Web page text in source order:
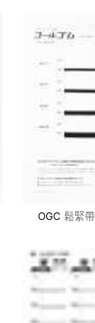
OGC 鬆緊